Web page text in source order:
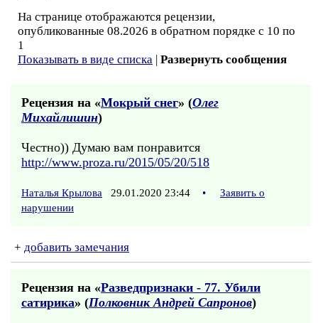
На странице отображаются рецензии,
опубликованные 08.2026 в обратном порядке с 10 по
1
Показывать в виде списка | Развернуть сообщения
Рецензия на «Мокрый снег» (Олег
Михайлишин)
Честно)) Думаю вам понравится
http://www.proza.ru/2015/05/20/518
Наталья Крылова 29.01.2020 23:44 •
Заявить о
нарушении
+ добавить замечания
Рецензия на «Разведпризнаки - 77. Убили
сатирика» (Полковник Андрей Сапронов)